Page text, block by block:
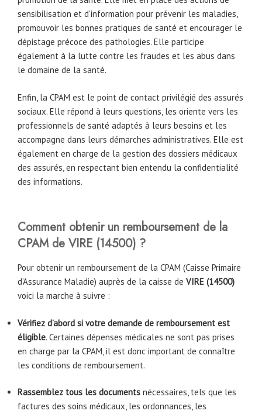
sensibilisation et d’information pour prévenir les maladies,
promouvoir les bonnes pratiques de santé et encourager le
dépistage précoce des pathologies. Elle participe
également à la lutte contre les fraudes et les abus dans
le domaine de la santé.
Enfin, la CPAM est le point de contact privilégié des assurés
sociaux. Elle répond à leurs questions, les oriente vers les
professionnels de santé adaptés à leurs besoins et les
accompagne dans leurs démarches administratives. Elle est
également en charge de la gestion des dossiers médicaux
des assurés, en respectant bien entendu la confidentialité
des informations.
Comment obtenir un remboursement de la
CPAM de VIRE (14500) ?
Pour obtenir un remboursement de la CPAM (Caisse Primaire
d’Assurance Maladie) auprès de la caisse de VIRE (14500)
voici la marche à suivre :
Vérifiez d’abord si votre demande de remboursement est
éligible. Certaines dépenses médicales ne sont pas prises
en charge par la CPAM, il est donc important de connaître
les conditions de remboursement.
Rassemblez tous les documents nécessaires, tels que les
factures des soins médicaux, les ordonnances, les